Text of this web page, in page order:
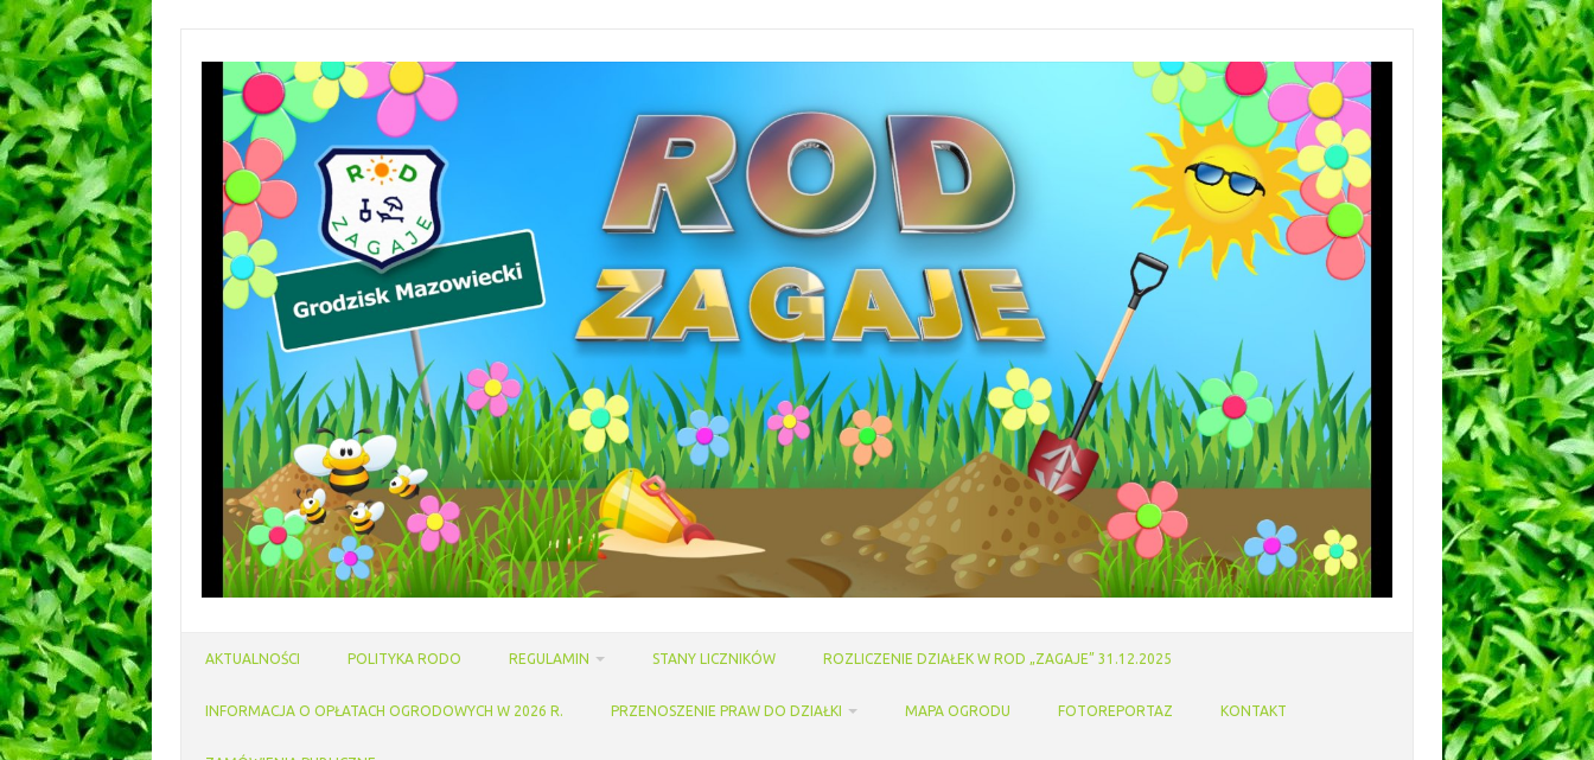
AKTUALNOŚCI POLITYKA RODO REGULAMIN STANY LICZNIKÓW ROZLICZENIE DZIAŁEK W ROD „ZAGAJE” 31.12.2025
INFORMACJA O OPŁATACH OGRODOWYCH W 2026 R. PRZENOSZENIE PRAW DO DZIAŁKI MAPA OGRODU FOTOREPORTAZ KONTAKT